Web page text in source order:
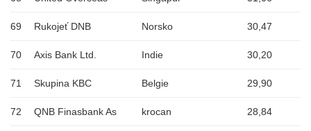
69 Rukojeť DNB Norsko 30,47
70 Axis Bank Ltd. Indie 30,20
71 Skupina KBC Belgie 29,90
72 QNB Finasbank As krocan 28,84